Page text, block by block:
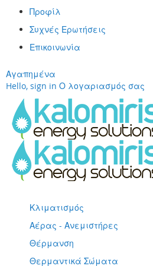
Προφίλ
Συχνές Ερωτήσεις
Επικοινωνία
Αγαπημένα
Hello, sign in Ο λογαριασμός σας
Κλιματισμός
Αέρας - Ανεμιστήρες
Θέρμανση
Θερμαντικά Σώματα